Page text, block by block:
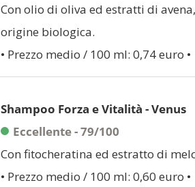
Con olio di oliva ed estratti di
origine biologica.
• Prezzo medio / 100 ml: 0,74 euro •
Shampoo Forza e Vitalità - Venus
Eccellente - 79/100
Con fitocheratina ed estratto di
• Prezzo medio / 100 ml: 0,60 euro •